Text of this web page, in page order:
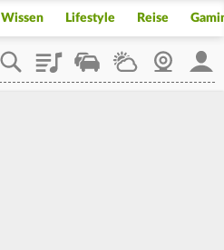
Wissen Lifestyle Reise
PlaylistStaupilotWetterWebcam